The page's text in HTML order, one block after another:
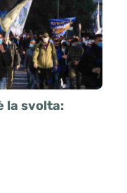
la svolta: